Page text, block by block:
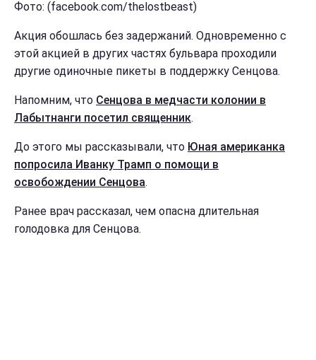
Фото: (facebook.com/thelostbeast)
Акция обошлась без задержаний. Одновременно с
этой акцией в других частях бульвара проходили
другие одиночные пикеты в поддержку Сенцова.
Напомним, что Сенцова в медчасти колонии в
Лабытнанги посетил священник.
До этого мы рассказывали, что Юная американка
попросила Иванку Трамп о помощи в
освобождении Сенцова.
Ранее врач рассказал, чем опасна длительная
голодовка для Сенцова.